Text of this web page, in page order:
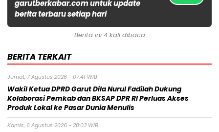
garutberkabar.com untuk update
berita terbaru setiap hari
Berita ini 4 kali dibaca
BERITA TERKAIT
Jumat, 7 Agustus 2026 - 07:41 WIB
Wakil Ketua DPRD Garut Dila Nurul Fadilah Dukung
Kolaborasi Pemkab dan BKSAP DPR RI Perluas Akses
Produk Lokal ke Pasar Dunia Menulis
Kamis, 6 Agustus 2026 - 20:03 WIB